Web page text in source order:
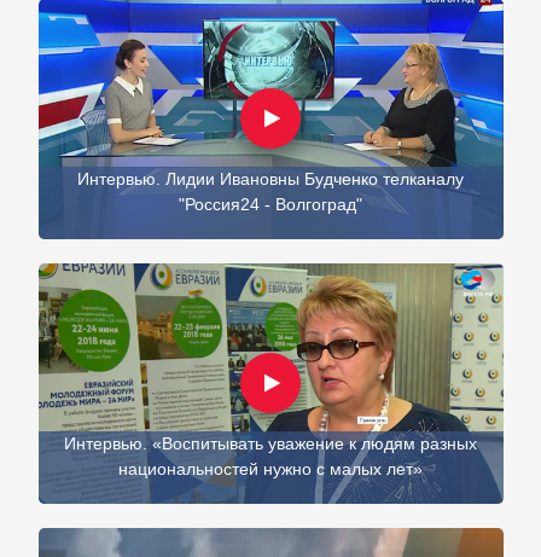
Интервью. Лидии Ивановны Будченко телканалу
"Россия24 - Волгоград"
Интервью. «Воспитывать уважение к людям разных
национальностей нужно с малых лет»